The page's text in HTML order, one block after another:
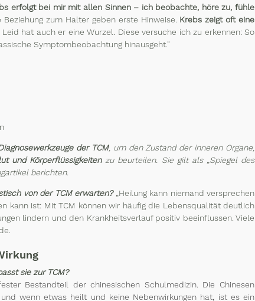
erfolgt bei mir mit allen Sinnen – ich beobachte, höre zu, fühle
zum Halter geben erste Hinweise. Krebs zeigt oft eine
Leid hat auch er eine Wurzel. Diese versuche ich zu erkennen: So
Symptombeobachtung hinausgeht."
der TCM, um den Zustand der inneren Organe,
und Körperflüssigkeiten zu beurteilen. Sie gilt als „Spiegel des
berichten.
von der TCM erwarten? „Heilung kann niemand versprechen
kann ist: Mit TCM können wir häufig die Lebensqualität deutlich
lindern und den Krankheitsverlauf positiv beeinflussen. Viele
sie zur TCM?
Bestandteil der chinesischen Schulmedizin. Die Chinesen
wenn etwas heilt und keine Nebenwirkungen hat, ist es ein